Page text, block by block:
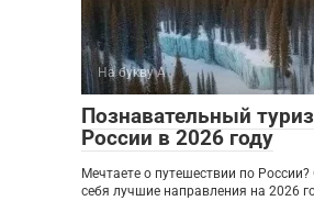
На букву А
Познавательный
России в 2026 году
Мечтаете о путешествии по России?
себя лучшие направления на 2026